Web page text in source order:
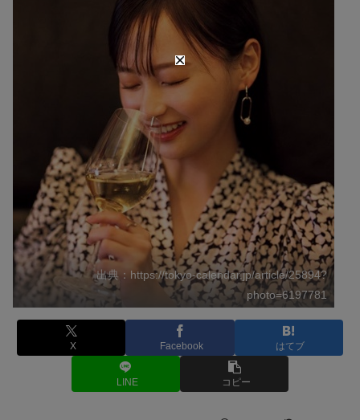
出典：https://tokyo-calendar.jp/article/25894?
photo=6197781
X Facebook はてブ
LINE コピー